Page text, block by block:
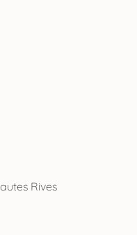
Rives